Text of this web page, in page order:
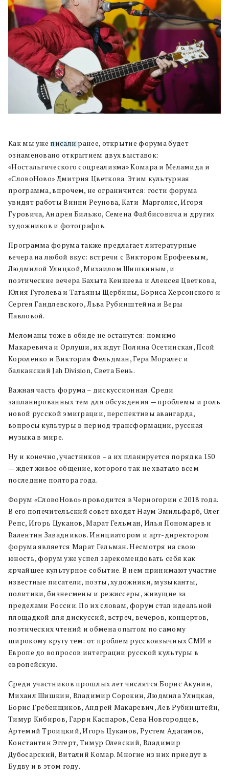
Как мы уже писалиранее, открытие форума будет
ознаменовано открытием двух выставок:
«Ностальгического соцреализма» Комара и Меламида и
«СловоНово» Дмитрия Цветкова. Этим культурная
программа, впрочем, не ограничится: гости форума
увидят работы Винни Реунова, Кати Марголис, Игоря
Гуровича, Андрея Бильжо, Семена Файбисовича и других
художников и фотографов.
Программа форума также предлагает литературные
вечера на любой вкус: встречи с Виктором Ерофеевым,
Людмилой Улицкой, Михаилом Шишкиным, и
поэтические вечера Бахыта Кенжеева и Алексея Цветкова,
Юлия Гуголева и Татьяны Щербины, Бориса Херсонского и
Сергея Гандлевского, Льва Рубинштейна и Веры
Павловой.
Меломаны тоже в обиде не останутся: помимо
Макаревича и Орлуши, их ждут Полина Осетинская, Псой
Короленко и Виктория Фельдман, Гера Моралес и
балканский Jah Division, Света Бень.
Важная часть форума – дискуссионная. Среди
запланированных тем для обсуждения — проблемы и роль
новой русской эмиграции, перспективы авангарда,
вопросы культуры в период трансформации, русская
музыка в мире.
Ну и конечно, участников – а их планируется порядка 150
— ждет живое общение, которого так не хватало всем
последние полтора года.
Форум «СловоНово» проводится в Черногории с 2018 года.
В его попечительский совет входят Наум Эмильфарб, Олег
Репс, Игорь Цуканов, Марат Гельман, Илья Пономарев и
Валентин Завадников. Инициатором и арт-директором
форума является Марат Гельман. Несмотря на свою
юность, форум уже успел зарекомендовать себя как
ярчайшее культурное событие. В нем принимают участие
известные писатели, поэты, художники, музыканты,
политики, бизнесмены и режиссеры, живущие за
пределами России. По их словам, форум стал идеальной
площадкой для дискуссий, встреч, вечеров, концертов,
поэтических чтений и обмена опытом по самому
широкому кругу тем: от проблем русскоязычных СМИ в
Европе до вопросов интеграции русской культуры в
европейскую.
Среди участников прошлых лет числятся Борис Акунин,
Михаил Шишкин, Владимир Сорокин, Людмила Улицкая,
Борис Гребенщиков, Андрей Макаревич, Лев Рубинштейн,
Тимур Кибиров, Гарри Каспаров, Сева Новгородцев,
Артемий Троицкий, Игорь Цуканов, Рустем Адагамов,
Константин Эггерт, Тимур Олевский, Владимир
Дубосарский, Виталий Комар. Многие из них приедут в
Будву и в этом году.